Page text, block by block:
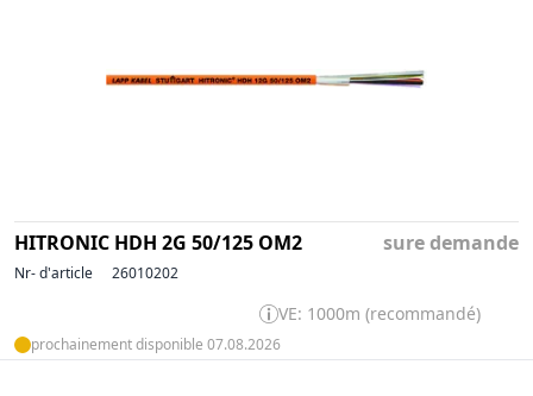
HITRONIC HDH 2G 50/125 OM2 sure demande
Nr- d'article 26010202
VE: 1000m (recommandé)
prochainement disponible 07.08.2026